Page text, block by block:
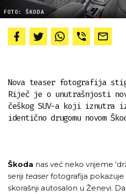
FOTO: ŠKODA
Nova teaser fotografija
Riječ je o unutrašnjosti
češkog SUV-a koji iznutra
identično drugomu novom
Škoda nas već neko vrijeme
seriji teaserfotografija pokazuje
skorašnji autosalon u Ženevi.